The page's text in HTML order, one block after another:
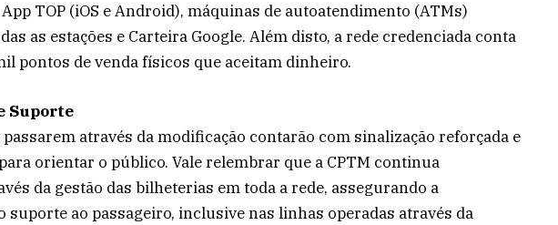
TOP (iOS e Android), máquinas de autoatendimento (ATMs)
as estações e Carteira Google. Além disto, a rede credenciada conta
pontos de venda físicos que aceitam dinheiro.
Suporte
passarem através da modificação contarão com sinalização reforçada e
orientar o público. Vale relembrar que a CPTM continua
da gestão das bilheterias em toda a rede, assegurando a
suporte ao passageiro, inclusive nas linhas operadas através da